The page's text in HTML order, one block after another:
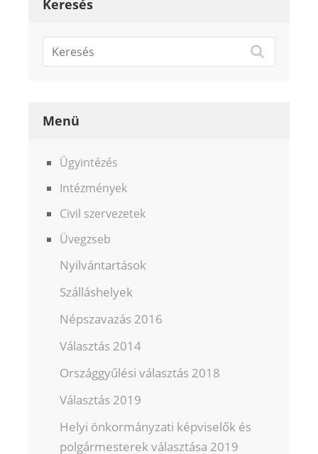
Keresés
Menü
Ügyintézés
Intézmények
Civil szervezetek
Üvegzseb
Nyilvántartások
Szálláshelyek
Népszavazás 2016
Választás 2014
Országgyűlési választás 2018
Választás 2019
Helyi önkormányzati képviselők és
polgármesterek választása 2019